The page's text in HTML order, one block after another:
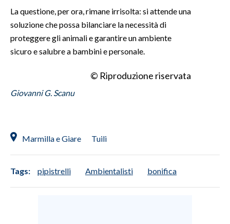
La questione, per ora, rimane irrisolta: si attende una
soluzione che possa bilanciare la necessità di
proteggere gli animali e garantire un ambiente
sicuro e salubre a bambini e personale.
© Riproduzione riservata
Giovanni G. Scanu
Marmilla e Giare Tuili
Tags: pipistrelli Ambientalisti bonifica